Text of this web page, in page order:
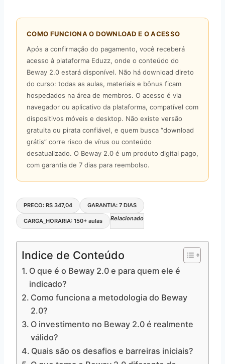
COMO FUNCIONA O DOWNLOAD E O ACESSO
Após a confirmação do pagamento, você receberá
acesso à plataforma Eduzz, onde o conteúdo do
Beway 2.0 estará disponível. Não há download direto
do curso: todas as aulas, materiais e bônus ficam
hospedados na área de membros. O acesso é via
navegador ou aplicativo da plataforma, compatível com
dispositivos móveis e desktop. Não existe versão
gratuita ou pirata confiável, e quem busca “download
grátis” corre risco de vírus ou conteúdo
desatualizado. O Beway 2.0 é um produto digital pago,
com garantia de 7 dias para reembolso.
PRECO: R$ 347,04 GARANTIA: 7 DIAS
CARGA_HORARIA: 150+ aulas Relacionado
Indice de Conteúdo
O que é o Beway 2.0 e para quem ele é
indicado?
Como funciona a metodologia do Beway
2.0?
O investimento no Beway 2.0 é realmente
válido?
Quais são os desafios e barreiras iniciais?